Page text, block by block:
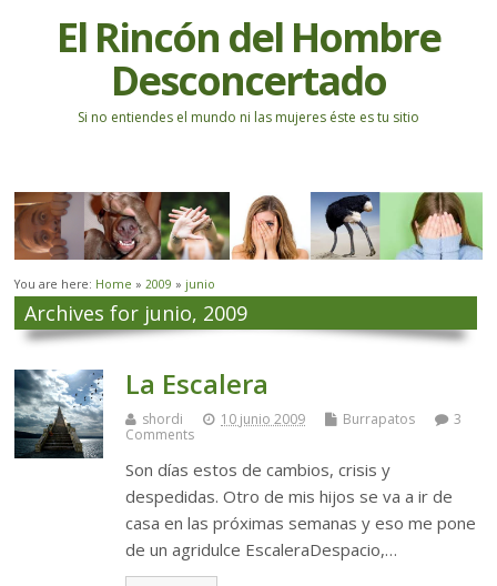
El Rincón del Hombre
Desconcertado
Si no entiendes el mundo ni las mujeres éste es tu sitio
You are here: Home » 2009 » junio
Archives for junio, 2009
La Escalera
shordi 10 junio 2009 Burrapatos
3
Comments
Son días estos de cambios, crisis y
despedidas. Otro de mis hijos se va a ir de
casa en las próximas semanas y eso me pone
de un agridulce EscaleraDespacio,…